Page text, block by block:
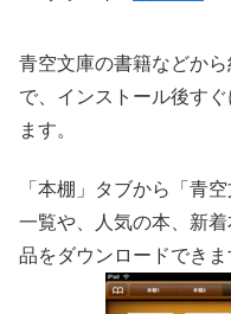
青空文庫の書籍などか
で、インストール後す
ます。
「本棚」タブから「青
一覧や、人気の本、新
品をダウンロードできま